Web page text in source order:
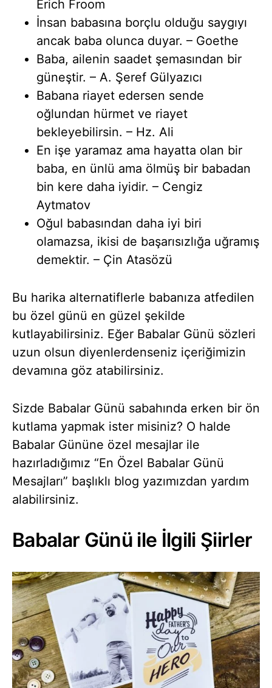
Erich Froom
İnsan babasına borçlu olduğu saygıyı
ancak baba olunca duyar. – Goethe
Baba, ailenin saadet şemasından bir
güneştir. – A. Şeref Gülyazıcı
Babana riayet edersen sende
oğlundan hürmet ve riayet
bekleyebilirsin. – Hz. Ali
En işe yaramaz ama hayatta olan bir
baba, en ünlü ama ölmüş bir babadan
bin kere daha iyidir. – Cengiz
Aytmatov
Oğul babasından daha iyi biri
olamazsa, ikisi de başarısızlığa uğramış
demektir. – Çin Atasözü
Bu harika alternatiflerle babanıza atfedilen
bu özel günü en güzel şekilde
kutlayabilirsiniz. Eğer Babalar Günü sözleri
uzun olsun diyenlerdenseniz içeriğimizin
devamına göz atabilirsiniz.
Sizde Babalar Günü sabahında erken bir ön
kutlama yapmak ister misiniz? O halde
Babalar Gününe özel mesajlar ile
hazırladığımız “En Özel Babalar Günü
Mesajları” başlıklı blog yazımızdan yardım
alabilirsiniz.
Babalar Günü ile İlgili Şiirler